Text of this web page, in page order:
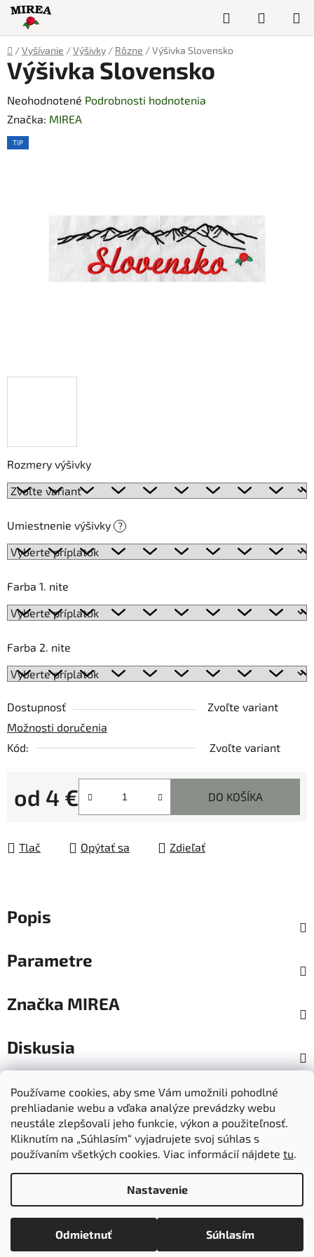
Používame cookies, aby sme Vám umožnili pohodlné
prehliadanie webu a vďaka analýze prevádzky webu
neustále zlepšovali jeho funkcie, výkon a použiteľnosť.
Kliknutím na „Súhlasím“ vyjadrujete svoj súhlas s
používaním všetkých cookies. Viac informácií nájdete tu.
Nastavenie
Odmietnuť Súhlasím
Prejsť
obsah
Hľadať
KOŠÍK
Domov
/Vyšívanie /Výšivky / Rôzne /Výšivka Slovensko
Rozmery výšivky
Umiestnenie výšivky ?
Farba 1. nite
Farba 2. nite
Dostupnosť
Zvoľte variant
Možnosti doručenia
Kód:
Zvoľte variant
od 4 €
Jednotková cena:
DO KOŠÍKA
Tlač Opýtať sa Zdieľať
Výšivka Slovensko
Priemerné
hodnotenie
produktu
Neohodnotené Podrobnosti hodnotenia
Značka: MIREA
TIP
Popis
Parametre
Značka MIREA
Diskusia
Dokumenty na stiahnutie Moja objednávka
Obchodné podmienky Ochrana osobných údajov
Kontakty Informácie o cookies
Ošetrovanie a údržba výrobkov Ako nakupovať
Vytvoril Shoptet
Copyright 2026Mirea . Všetky práva vyhradené.
nastavenie cookies